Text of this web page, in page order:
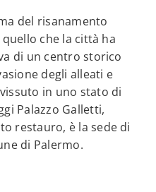
del risanamento
che la città ha
di un centro storico
degli alleati e
in uno stato di
Palazzo Galletti,
restauro, è la sede di
di Palermo.